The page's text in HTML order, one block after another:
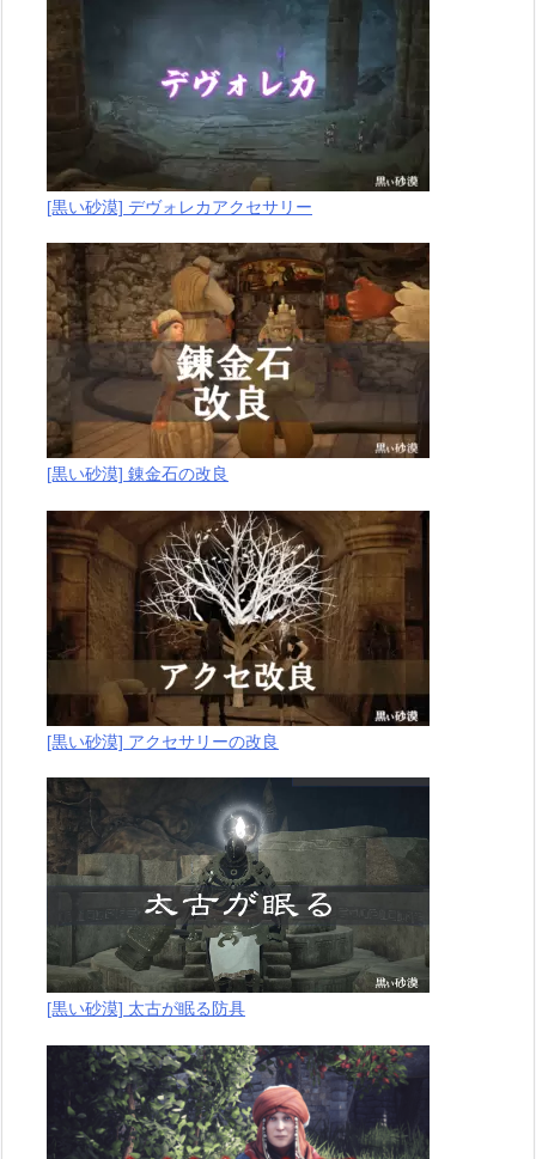
[黒い砂漠] デヴォレカアクセサリー
[黒い砂漠] 錬金石の改良
[黒い砂漠] アクセサリーの改良
[黒い砂漠] 太古が眠る防具